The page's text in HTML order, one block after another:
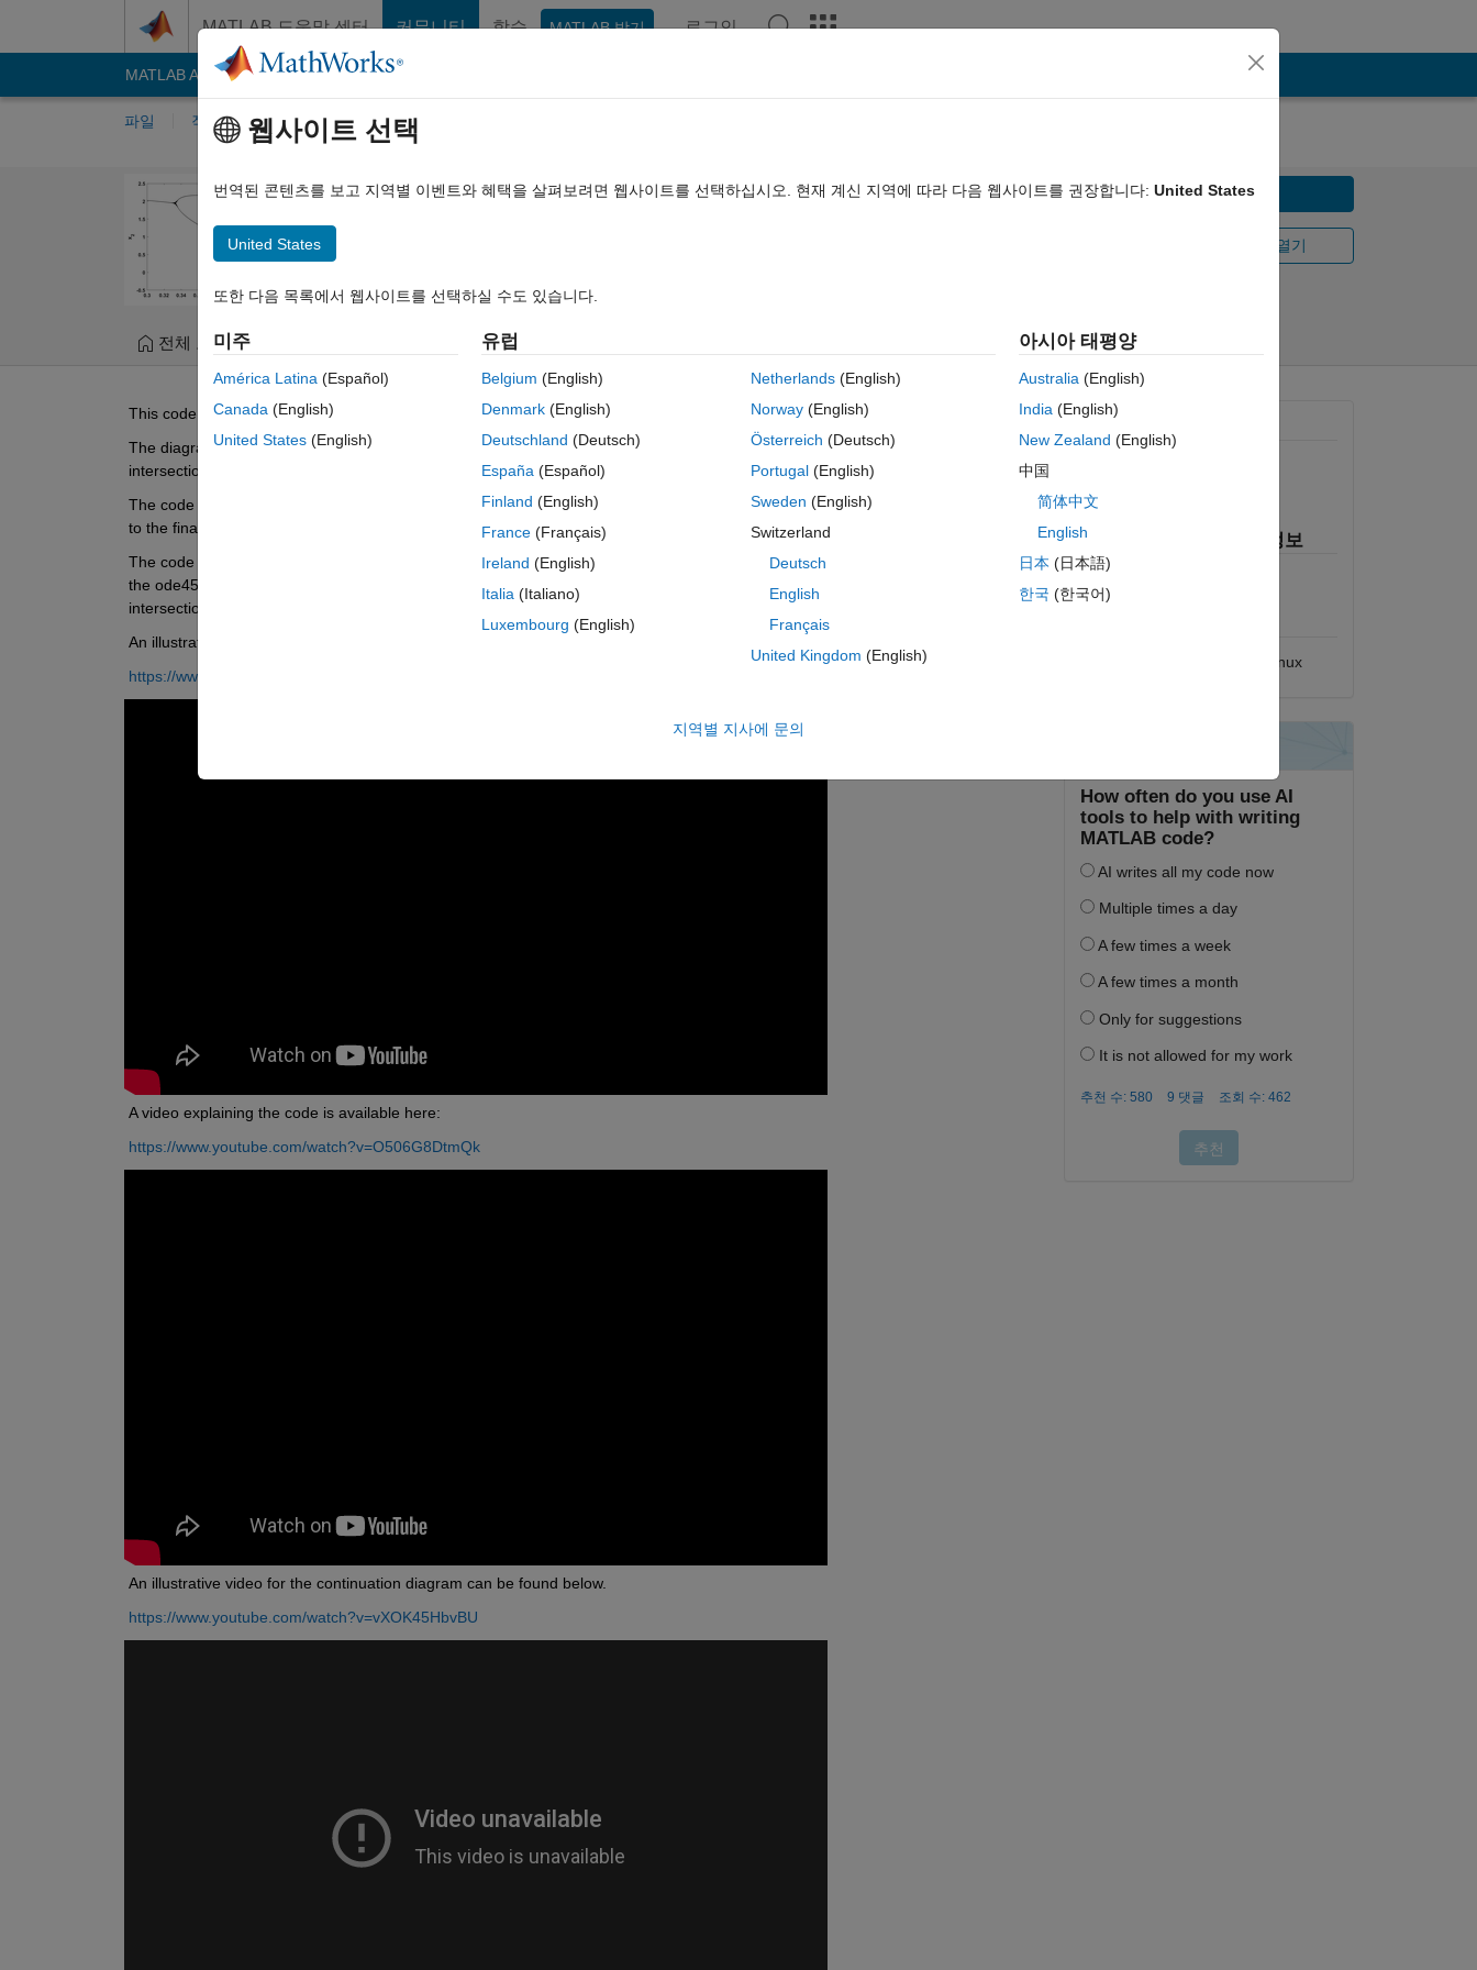
MATLAB 도움말 센터 커뮤니티 학습 MATLAB 받기 로그인
MATLAB Answers File Exchange
파일 작성자 내 File Exchange
Bifurcation diagram for the Rossler Chaotic system
Compute the bifurcation, or continuation, diagram for the Rossler chaotic system
다운로드
MATLAB Online에서 열기
전체 보기 리뷰(0)
This code can be used to compute the bifurcation diagram for the Rossler chaotic system.
The diagram is generated by simulating the system from fixed initial conditions, and after discarding the transient, computing the
intersections of the trajectory with a given plane of choice, and a specific direction.
The code can be easily adapted to compute a continuation diagram, where after each simulation, the initial condition is set equal
to the final value of the previous simulation.
The code can also be easily adapted to any chaotic system, not just the Rossler. What you need to do is replace the rossler call in
the ode45 with any chaotic system of your choice. Of course, you must first study the system to choose the appropriate plane of
intersection for the system's trajectory.
An illustrative video explaining the bifurcation diagram (for the Lorenz system) can be found below.
https://www.youtube.com/watch?v=OXTS-d9HdB4
A video explaining the code is available here:
https://www.youtube.com/watch?v=O506G8DtmQk
An illustrative video for the continuation diagram can be found below.
https://www.youtube.com/watch?v=vXOK45HbvBU
라이선스 보기
MATLAB 릴리스 호환 정보
Linux
웹사이트 선택
번역된 콘텐츠를 보고 지역별 이벤트와 혜택을 살펴보려면 웹사이트를 선택하십시오. 현재 계신 지역에 따라 다음 웹사이트를 권장합니다: United States
United States
또한 다음 목록에서 웹사이트를 선택하실 수도 있습니다.
미주
América Latina (Español)
Canada (English)
United States (English)
유럽
Belgium (English)
Denmark (English)
Deutschland (Deutsch)
España (Español)
Finland (English)
France (Français)
Ireland (English)
Italia (Italiano)
Luxembourg (English)
Netherlands(English)
Norway(English)
Österreich (Deutsch)
Portugal(English)
Sweden (English)
Switzerland
Deutsch
English
Français
United Kingdom (English)
아시아 태평양
Australia(English)
India(English)
New Zealand (English)
中国
简体中文
English
日本 (日本語)
한국 (한국어)
지역별 지사에 문의